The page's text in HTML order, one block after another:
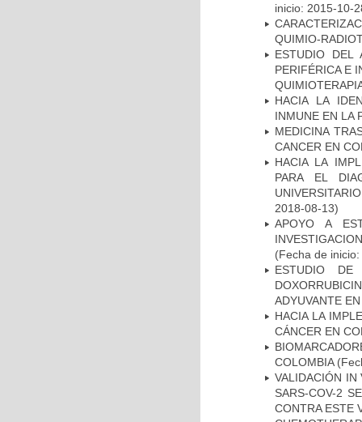
inicio: 2015-10-
QUIMIO-
ESTUDIO DEL
PERIFÉRICA E
HACIA LA
INMUNE EN LA
MEDICINA
CANCER EN
HACIA LA
PARA EL
2018-08-13)
APOYO A
(Fecha de
ESTUDIO DE
ADYUVANTE
HACIA LA
CÁNCER EN
COLOMBIA
VALIDACIÓN IN
SARS-COV-2
CONTRA ESTE